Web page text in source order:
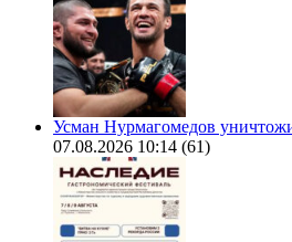
Усман Нурмагомедов
07.08.2026 10:14 (61)